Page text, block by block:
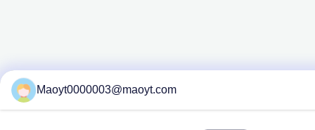
Maoyt0000003@maoyt.com